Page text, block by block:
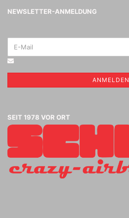
NEWSLETTER-ANMELDUNG
ANMELDEN
SEIT 1978 VOR ORT